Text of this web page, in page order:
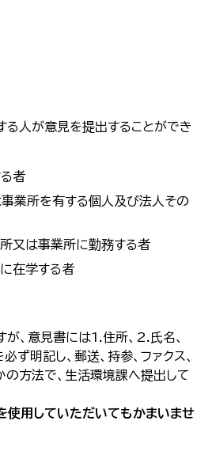
る人が意見を提出することができ
者
業所を有する個人及び法人その
又は事業所に勤務する者
在学する者
、意見書には1.住所、2.氏名、
明記し、郵送、持参、ファクス、
方法で、生活環境課へ提出して
使用していただいてもかまいませ